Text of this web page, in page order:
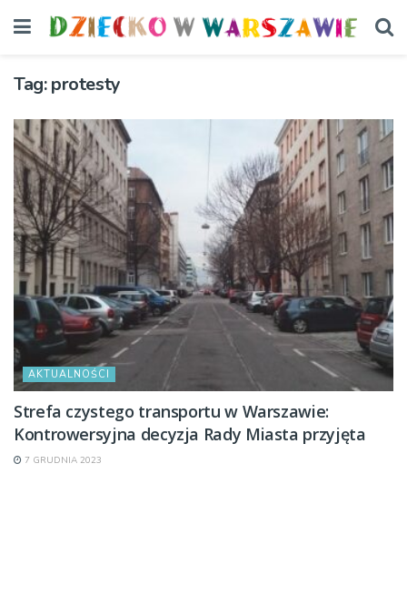
Tag:protesty
AKTUALNOŚCI
Strefa czystego transportu w Warszawie:
Kontrowersyjna decyzja Rady Miasta przyjęta
7 GRUDNIA 2023